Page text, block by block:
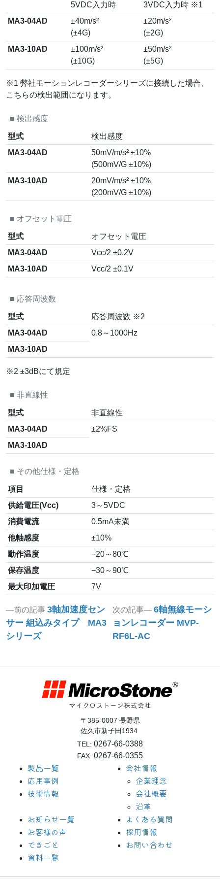
5VDC入力時
3VDC入力時 ※1
MA3-04AD
±40m/s²
(±4G)
±20m/s²
(±2G)
MA3-10AD
±100m/s²
(±10G)
±50m/s²
(±5G)
※1 弊社モーションレコーダーシリーズに接続した場合、
こちらの検出範囲になります。
■ 検出感度
型式
検出感度
MA3-04AD
50mV/m/s² ±10%
(500mV/G ±10%)
MA3-10AD
20mV/m/s² ±10%
(200mV/G ±10%)
■ オフセット電圧
型式
オフセット電圧
MA3-04AD
Vcc/2 ±0.2V
MA3-10AD
Vcc/2 ±0.1V
■ 応答周波数
型式
応答周波数 ※2
MA3-04AD
0.8～1000Hz
MA3-10AD
※2 ±3dBにて規定
■ 非直線性
型式
非直線性
MA3-04AD
±2%FS
MA3-10AD
■ その他仕様・定格
項目
仕様・定格
供給電圧(Vcc)
3～5VDC
消費電流
0.5mA未満
他軸感度
±10%
動作温度
−20～80℃
保存温度
−30～90℃
最大印加電圧
7V
投
稿
ナ
前の記事 Previous
post:
3軸加速度セン
サー 組込みタイプ MA3
シリーズ
次の記事
Next
post:
6軸無線モーシ
ョンレコーダー MVP-
RF6L-AC
マイクロストーン株式会社
〒385-0007 長野県
佐久市新子田1934
TEL: 0267-66-0388
FAX: 0267-66-0355
製品一覧
応用事例
技術情報
会社情報
企業理念
会社概要
沿革
お知らせ一覧
お客様の声
できごと
資料一覧
よくある質問
採用情報
お問い合わせ